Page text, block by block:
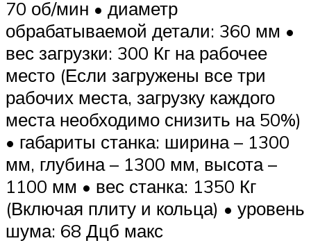
70 об/мин • диаметр
обрабатываемой детали: 360 мм •
вес загрузки: 300 Кг на рабочее
место (Если загружены все три
рабочих места, загрузку каждого
места необходимо снизить на 50%)
• габариты станка: ширина – 1300
мм, глубина – 1300 мм, высота –
1100 мм • вес станка: 1350 Кг
(Включая плиту и кольца) • уровень
шума: 68 Дцб макс